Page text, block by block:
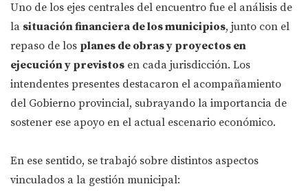
Uno de los ejes centrales del encuentro fue el análisis de
la situación financiera de los municipios, junto con el
repaso de los planes de obras y proyectos en
ejecución y previstos en cada jurisdicción. Los
intendentes presentes destacaron el acompañamiento
del Gobierno provincial, subrayando la importancia de
sostener ese apoyo en el actual escenario económico.
En ese sentido, se trabajó sobre distintos aspectos
vinculados a la gestión municipal: